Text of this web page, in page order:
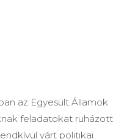
az Egyesült Államok
feladatokat ruházott
várt politikai